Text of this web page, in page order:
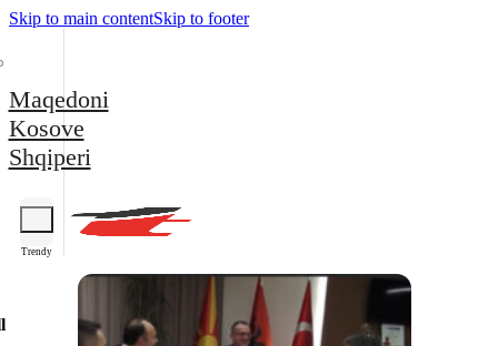
Skip to main contentSkip to footer
Maqedoni
Kosove
Shqiperi
Trendy